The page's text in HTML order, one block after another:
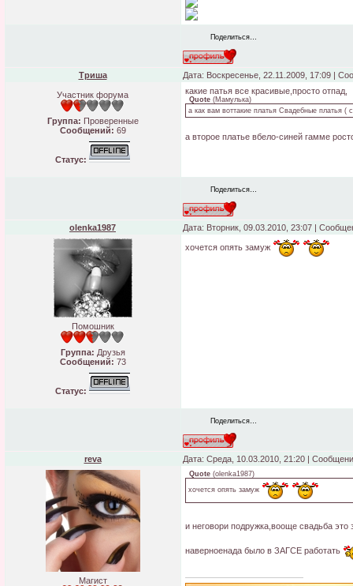
Поделиться…
Триша Дата: Воскресенье, 22.11.2009, 17:09 |
Участник форума
Группа: Проверенные
Сообщений: 69
Статус:
какие патья все красивые,просто отпад,
Quote(Мамулька)
а как вам воттакие платья Свадебные платья (
а второе платье вбело-синей гамме
Поделиться…
olenka1987 Дата: Вторник, 09.03.2010, 23:07 |
Помошник
Группа: Друзья
Сообщений: 73
Статус:
хочется опять замуж
Поделиться…
reva Дата: Среда, 10.03.2010, 21:20 |
Магист
Quote(olenka1987)
хочется опять замуж
и неговори подружка,вооще свадьба
наверноенада было в ЗАГСЕ работать